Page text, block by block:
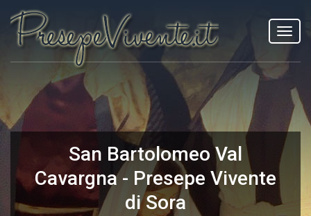
San Bartolomeo Val
Cavargna - Presepe Vivente
di Sora